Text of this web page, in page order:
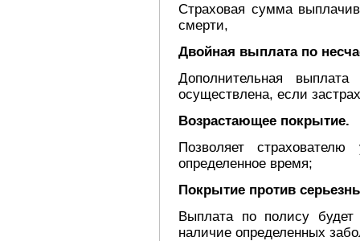
Страховая сумма
смерти,
Двойная выплата по
Дополнительная
осуществлена, если
Возрастающее покрытие.
Позволяет
определенное время;
Покрытие против
Выплата по полису будет
наличие определенных